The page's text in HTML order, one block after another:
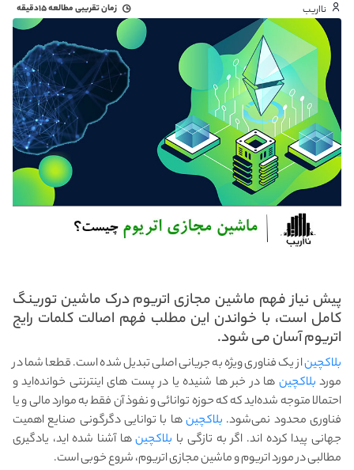
نااریب زمان تقریبی مطالعه۱۵دقیقه
پیش نیاز فهم ماشین مجازی اتریوم درک ماشین تورینگ
کامل است، با خواندن این مطلب فهم اصالت کلمات رایج
اتریوم آسان می شود.
بلاکچیناز یک فناوری ویژه به جریانی اصلی تبدیل شده است. قطعا شما در
مورد بلاکچین ها در خبر ها شنیده یا در پست های اینترنتی خوانده‌اید و
احتمالا متوجه شده‌اید که که حوزه توانائی و نفوذ آن فقط به موارد مالی و یا
فناوری محدود نمی‌شود. بلاکچینها با توانایی دگرگونی صنایع اهمیت
جهانی پیدا کرده اند. اگر به تازگی با بلاکچینها آشنا شده اید، یادگیری
مطالبی در مورد اتریوم و ماشین مجازی اتریوم، شروع خوبی است.